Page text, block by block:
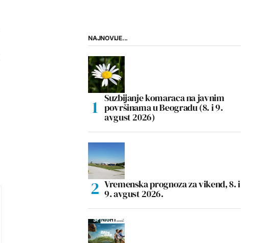
NAJNOVIJE...
Suzbijanje komaraca na javnim
površinama u Beogradu (8. i 9.
avgust 2026)
Vremenska prognoza za vikend, 8. i
9. avgust 2026.